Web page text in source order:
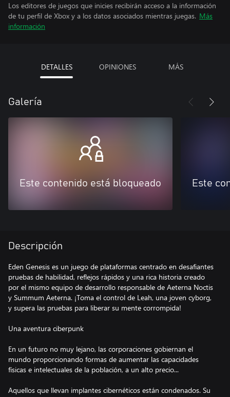
Los editores de juegos que inicies recibirán acceso a la información
de tu perfil de Xbox y a los datos asociados mientras juegas. Más
información
DETALLES OPINIONES MÁS
Galería
Este contenido está bloqueado Este
Descripción
Eden Genesis es un juego de plataformas centrado en desafiantes
pruebas de habilidad, reflejos rápidos y una rica historia creado
por el mismo equipo de desarrollo responsable de Aeterna Noctis
y Summum Aeterna. ¡Toma el control de Leah, una joven cyborg,
y supera las pruebas para liberar su mente corrompida!
Una aventura ciberpunk
En un futuro no muy lejano, las corporaciones gobiernan el
mundo proporcionando formas de aumentar las capacidades
físicas e intelectuales de la población, a un alto precio...
Aquellos que llevan implantes cibernéticos están condenados. Su